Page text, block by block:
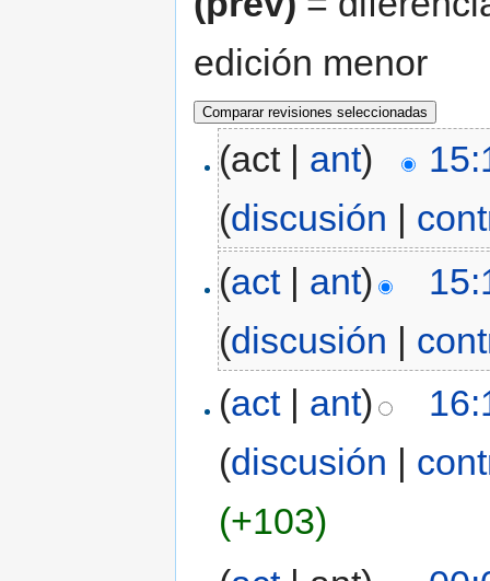
edición menor
(act | ant)
(discusión |
(act| ant)
(discusión |
(act| ant)
(discusión |
(+103)